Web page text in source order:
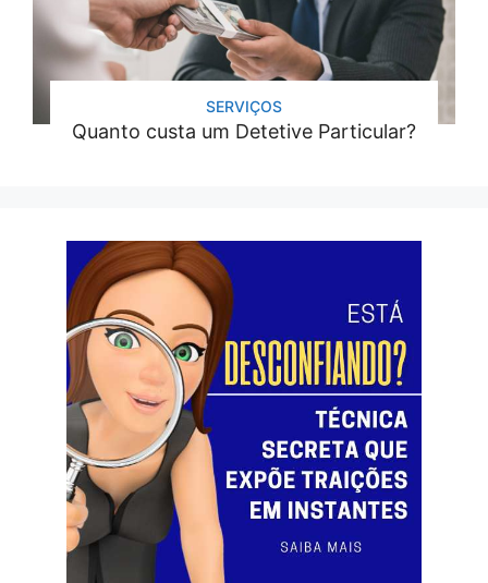
SERVIÇOS
Quanto custa um Detetive Particular?